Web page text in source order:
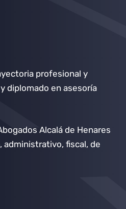
profesional y
diplomado en asesoría
Alcalá de Henares
administrativo, fiscal, de